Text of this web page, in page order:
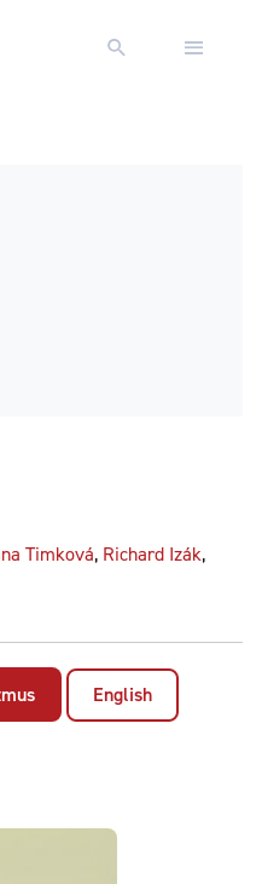
Timková, Richard Izák,
English